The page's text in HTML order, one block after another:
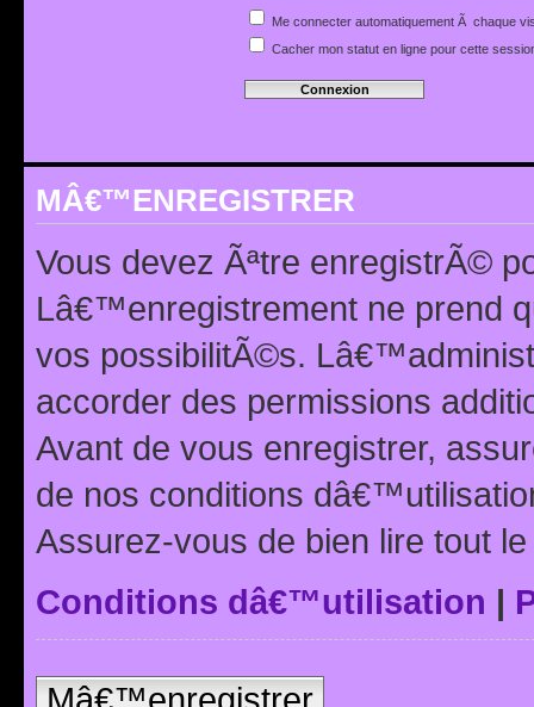
Me connecter automatiquement Ã chaque
Cacher mon statut en ligne pour cette
MÂ€™ENREGISTRER
Vous devez Ãªtre enregistrÃ©
Lâ€™enregistrement ne prend
vos possibilitÃ©s.
accorder des permissions
Avant de vous enregistrer,
de nos conditions
Assurez-vous de bien lire tout
Conditions dâ€™utilisation |
Mâ€™enregistrer